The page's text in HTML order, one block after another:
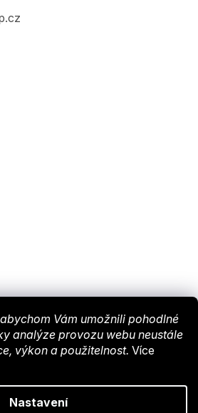
Vám umožnili pohodlné
analýze provozu webu neustále
výkon a použitelnost. Více
Nastavení
týmEshopyUmíme. Design byVokr